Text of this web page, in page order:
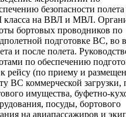
безопасности
класса на ВВЛ и МВЛ.
бортовых проводников по
подготовке ВС, во
и после полета.
по обеспечению
рейсу (по приему и
ВС коммерческой загрузки,
имущества, буфетно-
посуды, бортового
на авиапассажиров и